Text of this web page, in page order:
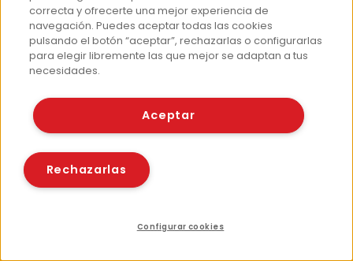
Embarazo
¿Cómo comer durante el posparto?
Pautas para no perderse
correcta y ofrecerte una mejor experiencia de
navegación. Puedes aceptar todas las cookies
pulsando el botón “aceptar”, rechazarlas o configurarlas
para elegir libremente las que mejor se adaptan a tus
necesidades.
Aceptar
Rechazarlas
Configurar cookies